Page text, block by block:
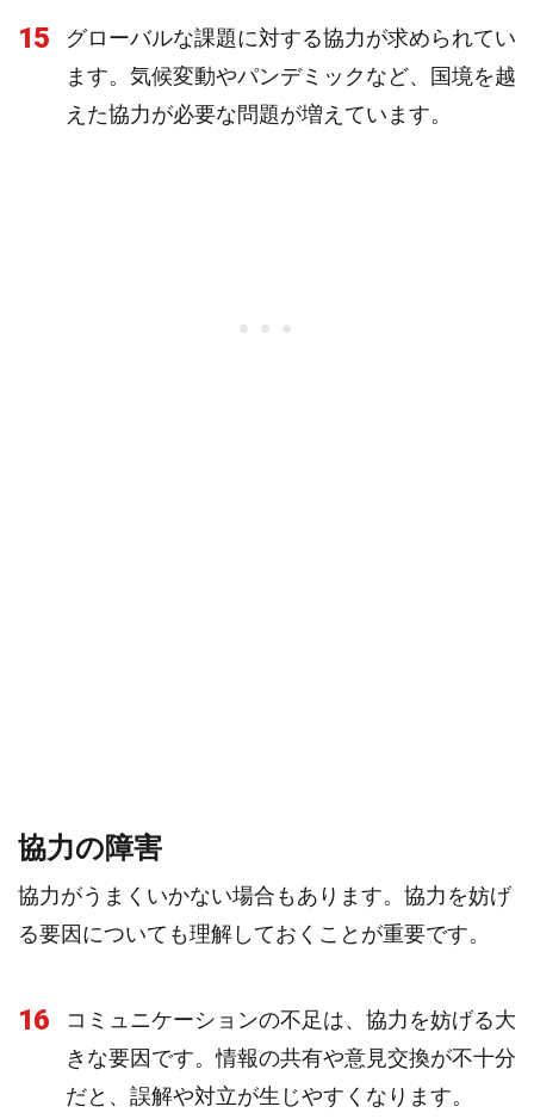
15
グローバルな課題に対する協力が求められてい
ます。気候変動やパンデミックなど、国境を越
えた協力が必要な問題が増えています。
協力の障害
協力がうまくいかない場合もあります。協力を妨げ
る要因についても理解しておくことが重要です。
16
コミュニケーションの不足は、協力を妨げる大
きな要因です。情報の共有や意見交換が不十分
だと、誤解や対立が生じやすくなります。